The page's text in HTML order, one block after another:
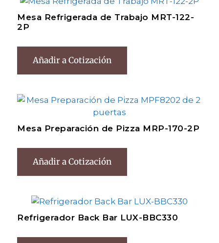
Mesa Refrigerada de Trabajo MRT-122-
2P
Añadir a Cotización
Mesa Preparación de Pizza MRP-170-2P
Añadir a Cotización
Refrigerador Back Bar LUX-BBC330